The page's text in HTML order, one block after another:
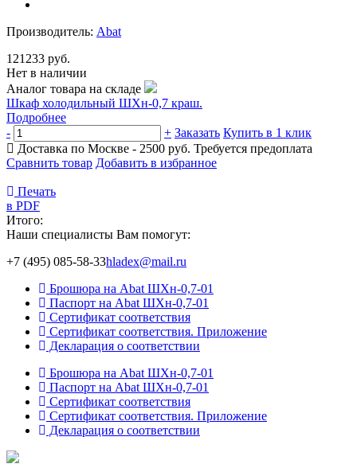
Производитель: Abat
121233 руб.
Нет в наличии
Аналог товара на складе
Шкаф холодильный ШХн-0,7 краш.
Подробнее
-
+ Заказать Купить в 1 клик
Доставка по Москве - 2500 руб. Требуется предоплата
Сравнить товар Добавить в избранное
Печать
в PDF
Итого:
Наши специалисты Вам помогут:
+7 (495) 085-58-33hladex@mail.ru
Брошюра на Abat ШХн-0,7-01
Паспорт на Abat ШХн-0,7-01
Сертификат соответствия
Сертификат соответствия. Приложение
Декларация о соответствии
Брошюра на Abat ШХн-0,7-01
Паспорт на Abat ШХн-0,7-01
Сертификат соответствия
Сертификат соответствия. Приложение
Декларация о соответствии